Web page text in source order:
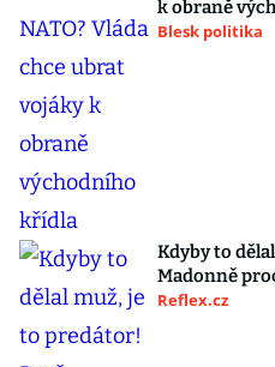
k obraně
Blesk politika
Kdyby to
Madonně
Reflex.cz